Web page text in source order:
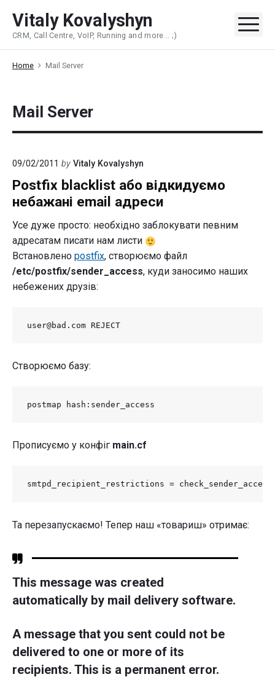
content
Vitaly Kovalyshyn
CRM, Call Centre, VoIP, Running and more... ;)
Home Mail Server
Mail Server
09/02/2011 by Vitaly Kovalyshyn
Postfix blacklist або відкидуємо
небажані email адреси
Усе дуже просто: необхідно заблокувати певним
адресатам писати нам листи
Встановлено postfix, створюємо файл
/etc/postfix/sender_access, куди заносимо наших
небежених друзів:
user@bad.com REJECT
Створюємо базу:
postmap hash:sender_access
Прописуємо у конфіг main.cf
smtpd_recipient_restrictions =
Та перезапускаємо! Тепер наш «товариш» отримає:
This message was created
automatically by mail delivery software.
A message that you sent could not be
delivered to one or more of its
recipients. This is a permanent error.